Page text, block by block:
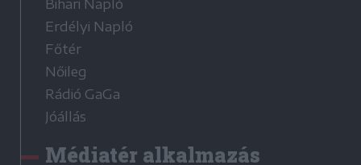
Bihari Napló
Erdélyi Napló
Főtér
Nőileg
Rádió GaGa
Jóállás
Médiatér alkalmazás